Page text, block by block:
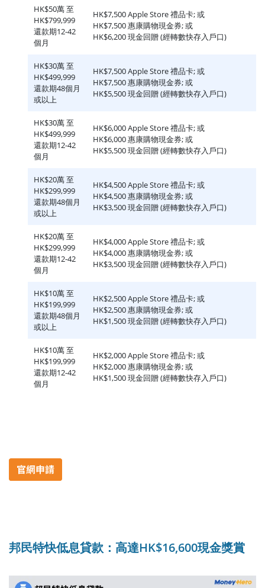
HK$50萬 至
HK$799,999
還款期12-42
個月
HK$7,500 Apple Store 禮品卡; 或
HK$7,500 惠康購物現金券; 或
HK$6,200 現金回贈 (經轉數快存入戶口)
HK$30萬 至
HK$499,999
還款期48個月
或以上
HK$7,500 Apple Store 禮品卡; 或
HK$7,500 惠康購物現金券; 或
HK$5,500 現金回贈 (經轉數快存入戶口)
HK$30萬 至
HK$499,999
還款期12-42
個月
HK$6,000 Apple Store 禮品卡; 或
HK$6,000 惠康購物現金券; 或
HK$5,500 現金回贈 (經轉數快存入戶口)
HK$20萬 至
HK$299,999
還款期48個月
或以上
HK$4,500 Apple Store 禮品卡; 或
HK$4,500 惠康購物現金券; 或
HK$3,500 現金回贈 (經轉數快存入戶口)
HK$20萬 至
HK$299,999
還款期12-42
個月
HK$4,000 Apple Store 禮品卡; 或
HK$4,000 惠康購物現金券; 或
HK$3,500 現金回贈 (經轉數快存入戶口)
HK$10萬 至
HK$199,999
還款期48個月
或以上
HK$2,500 Apple Store 禮品卡; 或
HK$2,500 惠康購物現金券; 或
HK$1,500 現金回贈 (經轉數快存入戶口)
HK$10萬 至
HK$199,999
還款期12-42
個月
HK$2,000 Apple Store 禮品卡; 或
HK$2,000 惠康購物現金券; 或
HK$1,500 現金回贈 (經轉數快存入戶口)
邦民特快低息貸款：高達HK$16,600現金獎賞